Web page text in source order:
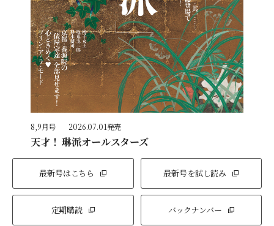
8,9月号 2026.07.01発売
天才！ 琳派オールスターズ
最新号はこちら 最新号を試し読み
定期購読 バックナンバー